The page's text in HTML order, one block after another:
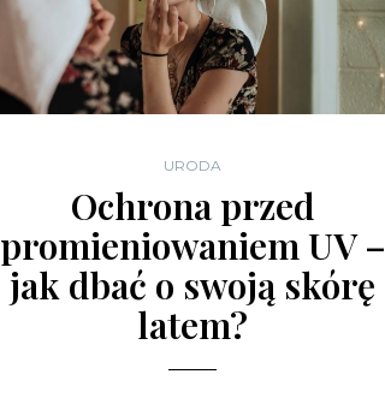
URODA
Ochrona przed
promieniowaniem UV –
jak dbać o swoją skórę
latem?